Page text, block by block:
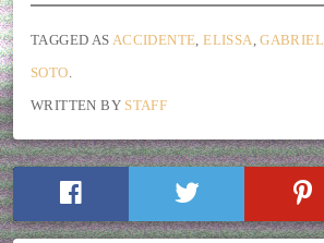
TAGGED AS ACCIDENTE ,ELISSA ,GABRIEL
SOTO
WRITTEN BY STAFF